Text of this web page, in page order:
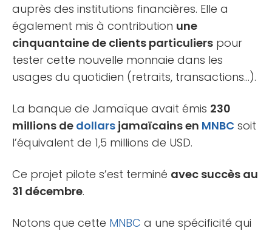
auprès des institutions financières. Elle a
également mis à contribution une
cinquantaine de clients particuliers pour
tester cette nouvelle monnaie dans les
usages du quotidien (retraits, transactions…).
La banque de Jamaïque avait émis 230
millions de dollars jamaïcains en MNBC soit
l’équivalent de 1,5 millions de USD.
Ce projet pilote s’est terminé avec succès au
31 décembre.
Notons que cette MNBC a une spécificité qui